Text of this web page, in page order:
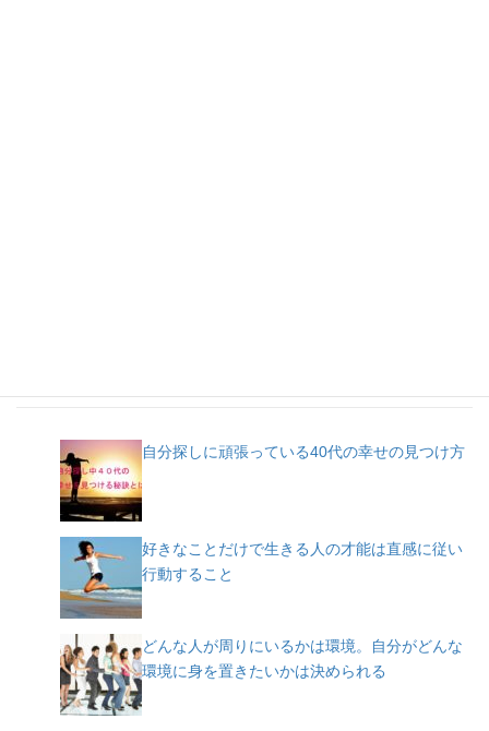
自分探しに頑張っている40代の幸せの見つけ方
好きなことだけで生きる人の才能は直感に従い
行動すること
どんな人が周りにいるかは環境。自分がどんな
環境に身を置きたいかは決められる